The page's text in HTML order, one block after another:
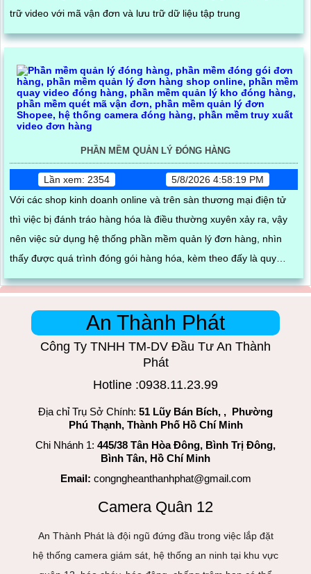
trữ video với mã vận đơn và lưu trữ dữ liệu tập trung
PHẦN MỀM QUẢN LÝ ĐÓNG HÀNG
Lần xem: 2354
5/8/2026 4:58:19 PM
Với các shop kinh doanh online và trên sàn thương mại điện tử
thì việc bị đánh tráo hàng hóa là điều thường xuyên xảy ra, vậy
nên việc sử dụng hệ thống phần mềm quản lý đơn hàng, nhìn
thấy được quá trình đóng gói hàng hóa, kèm theo đấy là quy
trình đóng gói cũng được ghi lại một cách dễ dàng
An Thành Phát
Công Ty TNHH TM-DV Đầu Tư An Thành
Phát
Hotline :0938.11.23.99
Địa chỉ Trụ Sở Chính: 51 Lũy Bán Bích, , Phường
Phú Thạnh, Thành Phố Hồ Chí Minh
Chi Nhánh 1: 445/38 Tân Hòa Đông, Bình Trị Đông,
Bình Tân, Hồ Chí Minh
Email: congngheanthanhphat@gmail.com
Camera Quân 12
An Thành Phát là đội ngũ đứng đầu trong việc lắp đặt
hệ thống camera giám sát, hệ thống an ninh tại khu vực